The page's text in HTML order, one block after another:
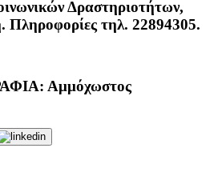
Δραστηριοτήτων,
Πληροφορίες τηλ. 22894305.
Αμμόχωστος